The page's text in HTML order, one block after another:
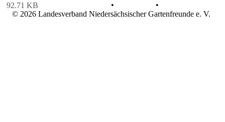
92.71 KB
•
•
© 2026 Landesverband Niedersächsischer Gartenfreunde e. V.